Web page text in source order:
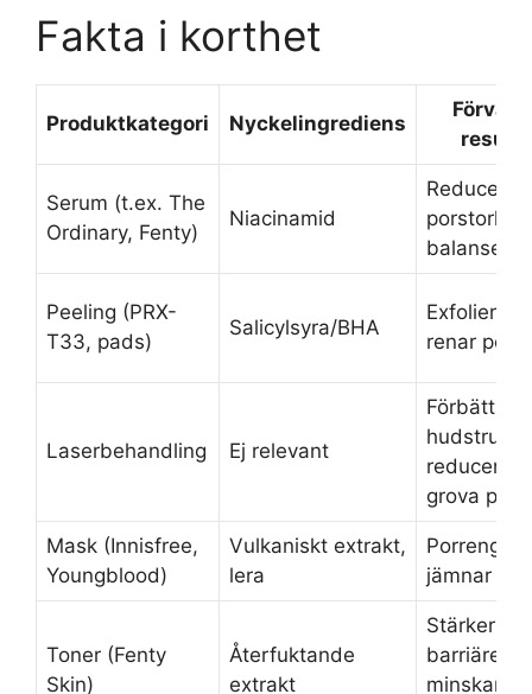
Fakta i korthet
Produktkategori Nyckelingrediens
Serum (t.ex. The
Ordinary, Fenty)
Niacinamid
Reducerar
porstorlek,
Peeling (PRX-
T33, pads)
Salicylsyra/BHA
Exfolierar,
renar porer
Laserbehandling Ej relevant
Förbättrar
reducerar
grova
Mask (Innisfree,
Youngblood)
Vulkaniskt extrakt,
lera
jämnar ut
Toner (Fenty
Skin)
Återfuktande
extrakt
Stärker
barriären,
minskar